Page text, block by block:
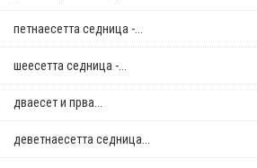
петнаесетта седница -...
шеесетта седница -...
дваесет и прва...
деветнаесетта седница...